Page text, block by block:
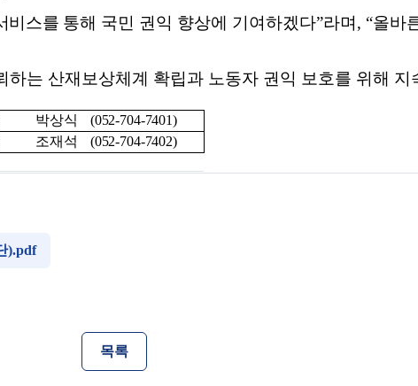
비스를 통해 국민 권익 향상에 기여하겠다”라며 , “올바
는 산재보상체계 확립과 노동자 권익 보호를 위해
박상식
(052-704-7401)
조재석 (052-704-7402)
).pdf
목록